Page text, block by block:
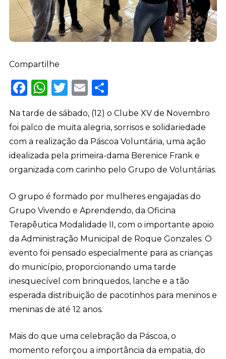
Compartilhe
Facebook
WhatsApp
Twitter
EmailShare
Na tarde de sábado, (12) o Clube XV de Novembro
foi palco de muita alegria, sorrisos e solidariedade
com a realização da Páscoa Voluntária, uma ação
idealizada pela primeira-dama Berenice Frank e
organizada com carinho pelo Grupo de Voluntárias.
O grupo é formado por mulheres engajadas do
Grupo Vivendo e Aprendendo, da Oficina
Terapêutica Modalidade II, com o importante apoio
da Administração Municipal de Roque Gonzales. O
evento foi pensado especialmente para as crianças
do município, proporcionando uma tarde
inesquecível com brinquedos, lanche e a tão
esperada distribuição de pacotinhos para meninos e
meninas de até 12 anos.
Mais do que uma celebração da Páscoa, o
momento reforçou a importância da empatia, do